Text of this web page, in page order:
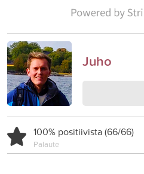
Juho
100% positiivista (66/66)
Palaute